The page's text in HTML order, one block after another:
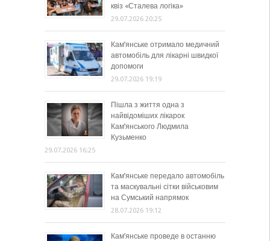
квіз «Сталева логіка»
29.07.2026 20:25
Кам’янське отримало медичний
автомобіль для лікарні швидкої
допомоги
29.07.2026 19:19
Пішла з життя одна з
найвідоміших лікарок
Кам’янського Людмила
Кузьменко
29.07.2026 16:25
Кам’янське передало автомобіль
та маскувальні сітки військовим
на Сумський напрямок
28.07.2026 19:12
Кам’янське проведе в останню